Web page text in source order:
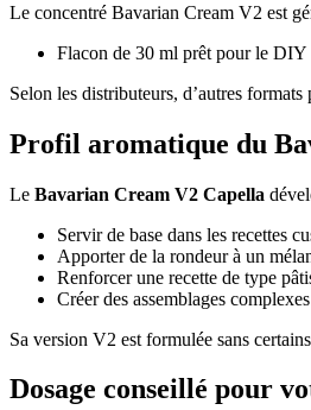
Le concentré Bavarian Cream V2 est
Flacon de 30 ml prêt pour le DIY
Selon les distributeurs, d’autres
Profil aromatique du
Le Bavarian Cream V2 Capella
Servir de base dans les recettes
Apporter de la rondeur à un
Renforcer une recette de type
Créer des assemblages
Sa version V2 est formulée sans
Dosage conseillé pour